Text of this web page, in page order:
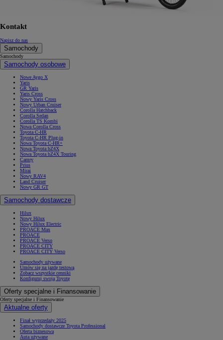
Kontakt
Napisz do nas
Samochody
Samochody
Samochody osobowe
Nowe Aygo X
Yaris
GR Yaris
Yaris Cross
Nowy Yaris Cross
Nowy Urban Cruiser
Corolla Hatchback
Corolla Sedan
Corolla TS Kombi
Nowa Corolla Cross
Toyota C-HR
Toyota C-HR Plug-in
Nowa Toyota C-HR+
Nowa Toyota bZ4X
Nowa Toyota bZ4X Touring
Camry
Prius
Mirai
Nowy RAV4
Land Cruiser
Nowy GR GT
Samochody dostawcze
Hilux
Nowy Hilux
Nowy Hilux Electric
PROACE Max
PROACE
PROACE Verso
PROACE CITY
PROACE CITY Verso
Samochody używane
Umów się na jazdę testową
Zobacz wszystkie cenniki
Konfiguruj swoją Toyotę
Oferty specjalne i Finansowanie
Oferty specjalne i Finansowanie
Aktualne oferty
Finał wyprzedaży 2025
Samochody dostawcze Toyota Professional
Oferta biznesowa
Auta używane